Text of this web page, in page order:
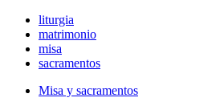
liturgia
matrimonio
misa
sacramentos
Misa y sacramentos